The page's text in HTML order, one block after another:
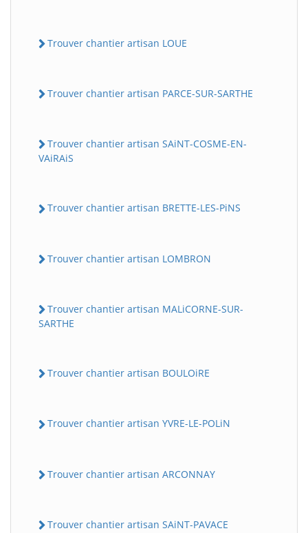
Trouver chantier artisan LOUE
Trouver chantier artisan PARCE-SUR-SARTHE
Trouver chantier artisan SAiNT-COSME-EN-
VAiRAiS
Trouver chantier artisan BRETTE-LES-PiNS
Trouver chantier artisan LOMBRON
Trouver chantier artisan MALiCORNE-SUR-
SARTHE
Trouver chantier artisan BOULOiRE
Trouver chantier artisan YVRE-LE-POLiN
Trouver chantier artisan ARCONNAY
Trouver chantier artisan SAiNT-PAVACE